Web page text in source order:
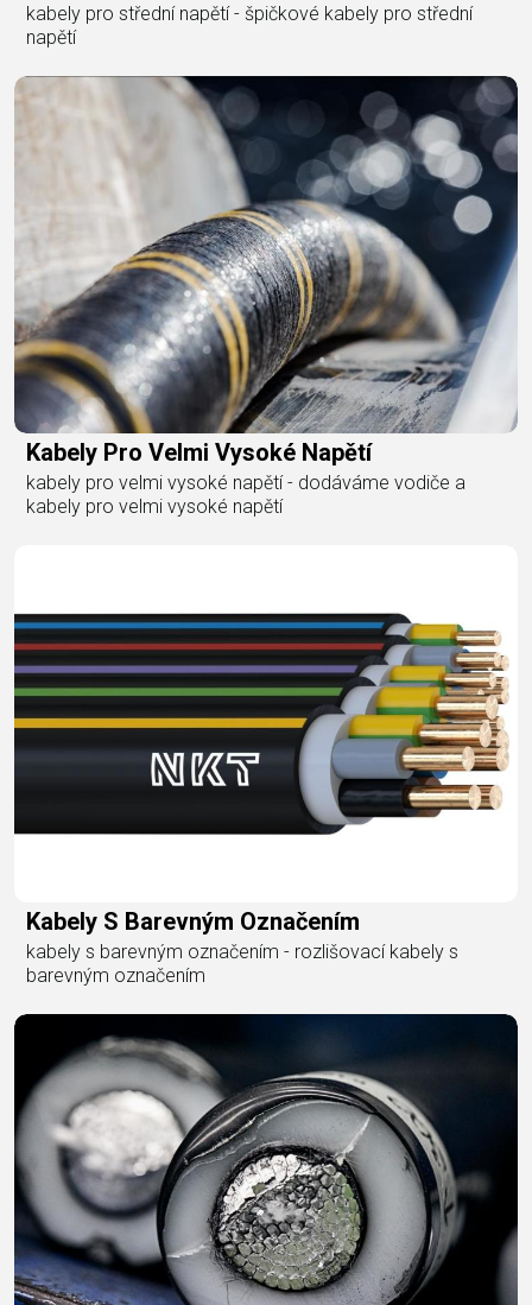
kabely pro střední napětí - špičkové kabely pro střední
napětí
Kabely Pro Velmi Vysoké Napětí
kabely pro velmi vysoké napětí - dodáváme vodiče a
kabely pro velmi vysoké napětí
Kabely S Barevným Označením
kabely s barevným označením - rozlišovací kabely s
barevným označením